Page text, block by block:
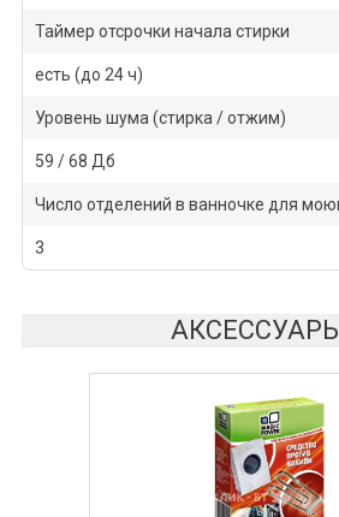
Таймер отсрочки начала стирки
есть (до 24 ч)
Уровень шума (стирка / отжим)
59 / 68 Дб
Число отделений в ванночке для
3